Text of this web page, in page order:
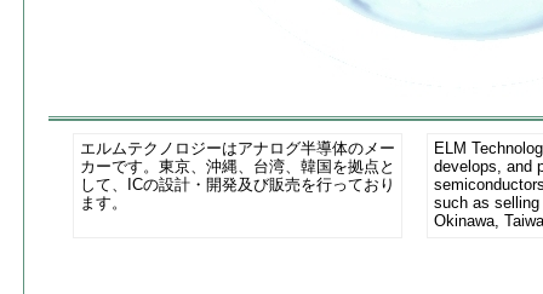
エルムテクノロジーはアナログ半導体のメー
カーです。東京、沖縄、台湾、韓国を拠点と
して、ICの設計・開発及び販売を行っており
ます。
ELM
develops, and
such as selling
Okinawa,